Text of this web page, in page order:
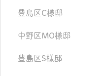
豊島区C様邸
中野区MO様邸
豊島区S様邸